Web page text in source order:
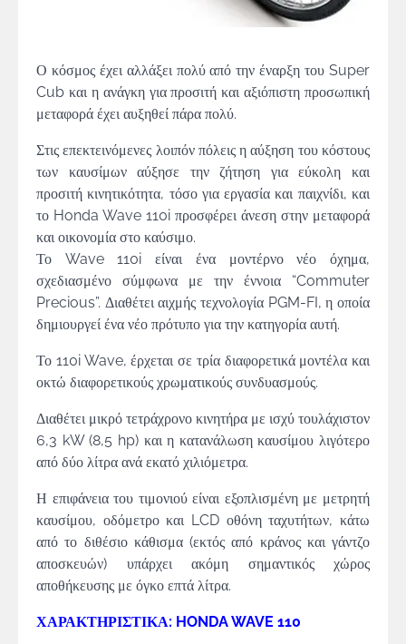
Ο κόσμος έχει αλλάξει πολύ από την έναρξη του Super
Cub και η ανάγκη για προσιτή και αξιόπιστη προσωπική
μεταφορά έχει αυξηθεί πάρα πολύ.
Στις επεκτεινόμενες λοιπόν πόλεις η αύξηση του κόστους
των καυσίμων αύξησε την ζήτηση για εύκολη και
προσιτή κινητικότητα, τόσο για εργασία και παιχνίδι, και
το Honda Wave 110i προσφέρει άνεση στην μεταφορά
και οικονομία στο καύσιμο.
Το Wave 110i είναι ένα μοντέρνο νέο όχημα,
σχεδιασμένο σύμφωνα με την έννοια “Commuter
Precious”. Διαθέτει αιχμής τεχνολογία PGM-FI, η οποία
δημιουργεί ένα νέο πρότυπο για την κατηγορία αυτή.
Το 110i Wave, έρχεται σε τρία διαφορετικά μοντέλα και
οκτώ διαφορετικούς χρωματικούς συνδυασμούς.
Διαθέτει μικρό τετράχρονο κινητήρα με ισχύ τουλάχιστον
6,3 kW (8,5 hp) και η κατανάλωση καυσίμου λιγότερο
από δύο λίτρα ανά εκατό χιλιόμετρα.
Η επιφάνεια του τιμονιού είναι εξοπλισμένη με μετρητή
καυσίμου, οδόμετρο και LCD οθόνη ταχυτήτων, κάτω
από το διθέσιο κάθισμα (εκτός από κράνος και γάντζο
αποσκευών) υπάρχει ακόμη σημαντικός χώρος
αποθήκευσης με όγκο επτά λίτρα.
ΧΑΡΑΚΤΗΡΙΣΤΙΚΑ: HONDA WAVE 110